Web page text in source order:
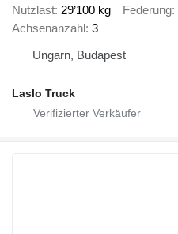
Nutzlast 29’100 kg Federung
Achsenanzahl 3
Ungarn, Budapest
Laslo Truck